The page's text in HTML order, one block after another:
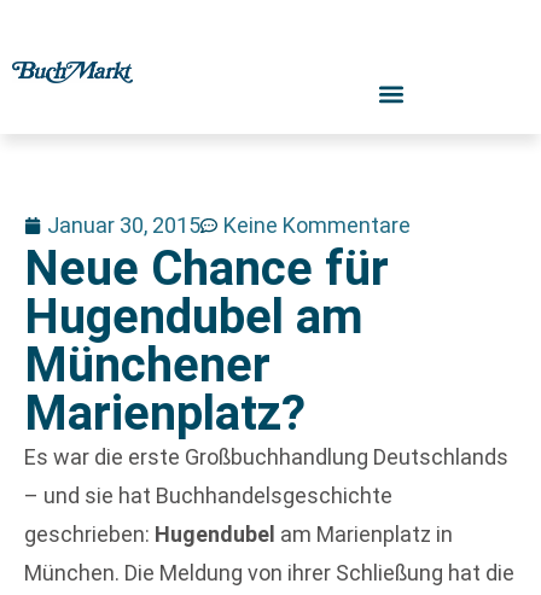
Januar 30, 2015 Keine Kommentare
Neue Chance für
Hugendubel am
Münchener
Marienplatz?
Es war die erste Großbuchhandlung Deutschlands
– und sie hat Buchhandelsgeschichte
geschrieben: Hugendubel am Marienplatz in
München. Die Meldung von ihrer Schließung hat die